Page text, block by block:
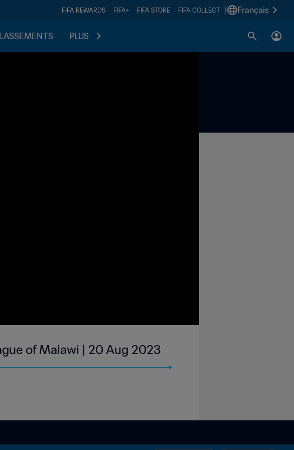
FIFA REWARDS FIFA+ FIFA STORE FIFA COLLECT Français
PLUS
of Malawi | 20 Aug 2023